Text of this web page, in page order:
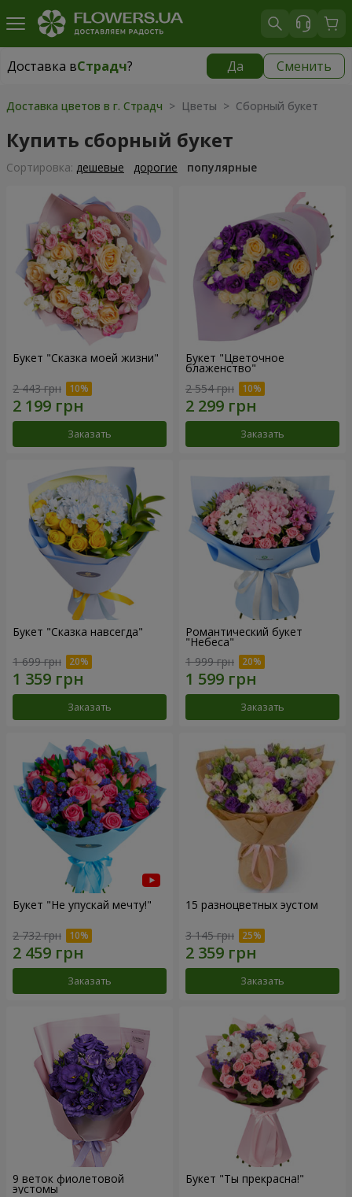
Доставка вСтрадч? Да Сменить
Доставка вСтрадч|
Доставка цветов в г. Страдч > Цветы > Сборный букет
Купить сборный букет
Cортировка: дешевые дорогие популярные
Букет "Сказка моей жизни"
2 443 грн
Заказать
Букет "Цветочное
блаженство"
2 554 грн
Заказать
Букет "Сказка навсегда"
1 699 грн
Заказать
Романтический букет
"Небеса"
1 999 грн
Заказать
Букет "Не упускай мечту!"
2 732 грн
Заказать
15 разноцветных эустом
3 145 грн
Заказать
9 веток фиолетовой
эустомы
Букет "Ты прекрасна!"